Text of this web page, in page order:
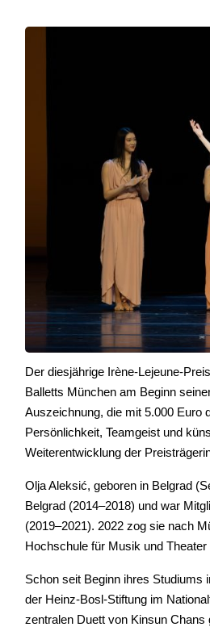
Der diesjährige Irène-Lejeune-
Balletts München am Beginn
Auszeichnung, die mit 5.000 Euro
Persönlichkeit, Teamgeist und
Weiterentwicklung der
Olja Aleksić, geboren in Belgrad
Belgrad (2014–2018) und war
(2019–2021). 2022 zog sie nach
Hochschule für Musik und
Schon seit Beginn ihres Studiums
der Heinz-Bosl-Stiftung im
zentralen Duett von Kinsun